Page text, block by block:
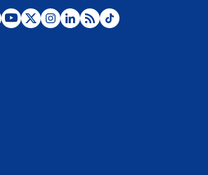
Álvaro Uribe asistirá a la posesión y